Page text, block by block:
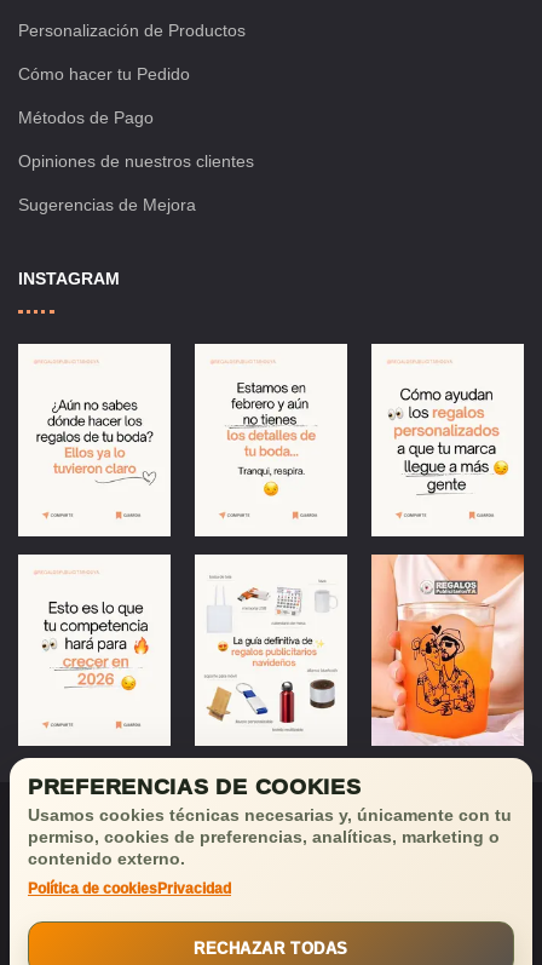
Personalización de Productos
Cómo hacer tu Pedido
Métodos de Pago
Opiniones de nuestros clientes
Sugerencias de Mejora
INSTAGRAM
buenas noticias!
PREFERENCIAS DE COOKIES
Usamos cookies técnicas necesarias y, únicamente con tu
permiso, cookies de preferencias, analíticas, marketing o
contenido externo.
Política de cookies Privacidad
RECHAZAR TODAS